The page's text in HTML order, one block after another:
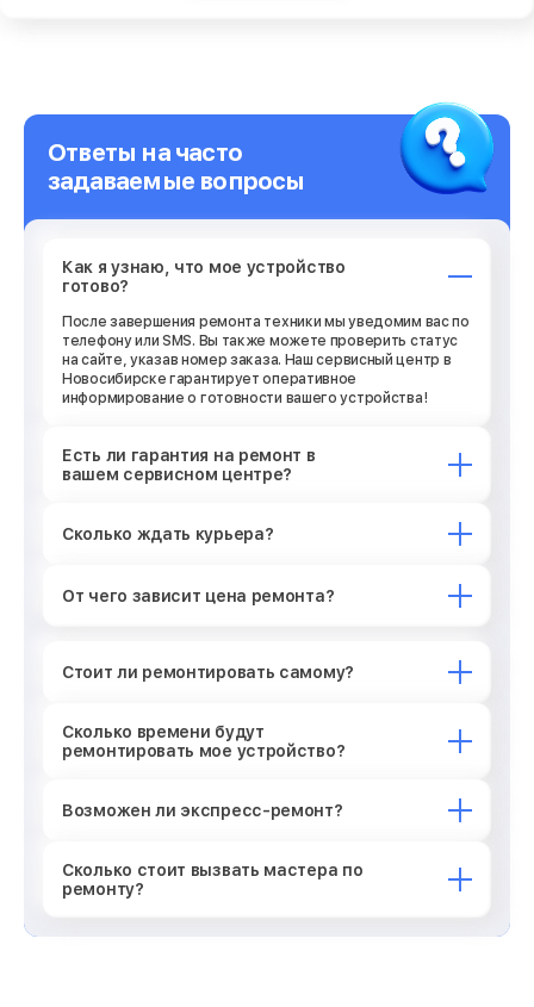
Ответы на часто
задаваемые вопросы
Как я узнаю, что мое устройство
готово?
После завершения ремонта техники мы уведомим вас по
телефону или SMS. Вы также можете проверить статус
на сайте, указав номер заказа. Наш сервисный центр в
Новосибирске гарантирует оперативное
информирование о готовности вашего устройства!
Есть ли гарантия на ремонт в
вашем сервисном центре?
Сколько ждать курьера?
От чего зависит цена ремонта?
Стоит ли ремонтировать самому?
Сколько времени будут
ремонтировать мое устройство?
Возможен ли экспресс-ремонт?
Сколько стоит вызвать мастера по
ремонту?